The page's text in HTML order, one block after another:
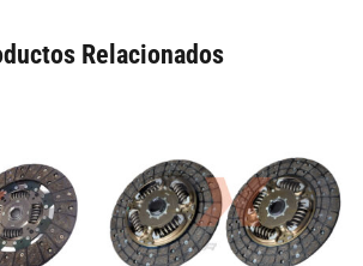
Relacionados